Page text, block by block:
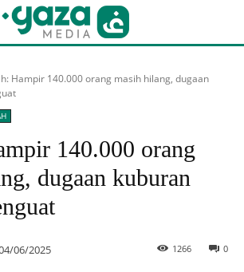
Hampir 140.000 orang masih hilang, dugaan
140.000 orang
dugaan kuburan
06/2025 0
1266